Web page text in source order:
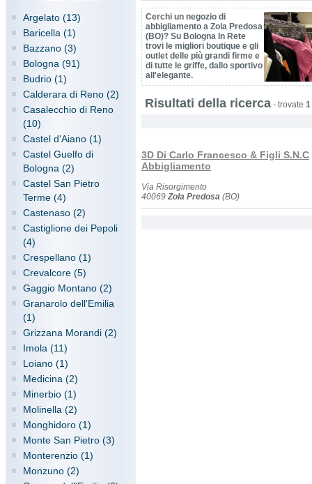
Argelato (13)
Baricella (1)
Bazzano (3)
Bologna (91)
Budrio (1)
Calderara di Reno (2)
Casalecchio di Reno
(10)
Castel d'Aiano (1)
Castel Guelfo di
Bologna (2)
Castel San Pietro
Terme (4)
Castenaso (2)
Castiglione dei Pepoli
(4)
Crespellano (1)
Crevalcore (5)
Gaggio Montano (2)
Granarolo dell'Emilia
(1)
Grizzana Morandi (2)
Imola (11)
Loiano (1)
Medicina (2)
Minerbio (1)
Molinella (2)
Monghidoro (1)
Monte San Pietro (3)
Monterenzio (1)
Monzuno (2)
Cerchi un negozio di
abbigliamento a Zola Predosa
(BO)? Su Bologna In Rete
trovi le migliori boutique e gli
outlet delle più grandi firme e
di tutte le griffe, dallo sportivo
all'elegante.
Risultati della ricerca - trovate 1
3D Di Carlo Francesco & Figli S.N.C
Abbigliamento
Via Risorgimento
40069Zola Predosa (BO)